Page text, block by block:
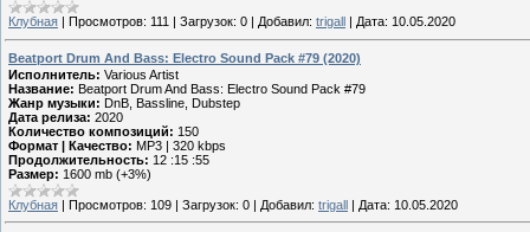
Клубная Просмотров: 111 Загрузок: 0 Добавил: trigall Дата: 10.05.2020
Beatport Drum And Bass: Electro Sound Pack #79 (2020)
Исполнитель: Various Artist
Название: Beatport Drum And Bass: Electro Sound Pack #79
Жанр музыки: DnB, Bassline, Dubstep
Дата релиза: 2020
Количество композиций: 150
Формат | Качество: MP3 | 320 kbps
Продолжительность: 12 :15 :55
Размер: 1600 mb (+3%)
Клубная | Просмотров: 109 | Загрузок: 0 | Добавил: trigall | Дата: 10.05.2020